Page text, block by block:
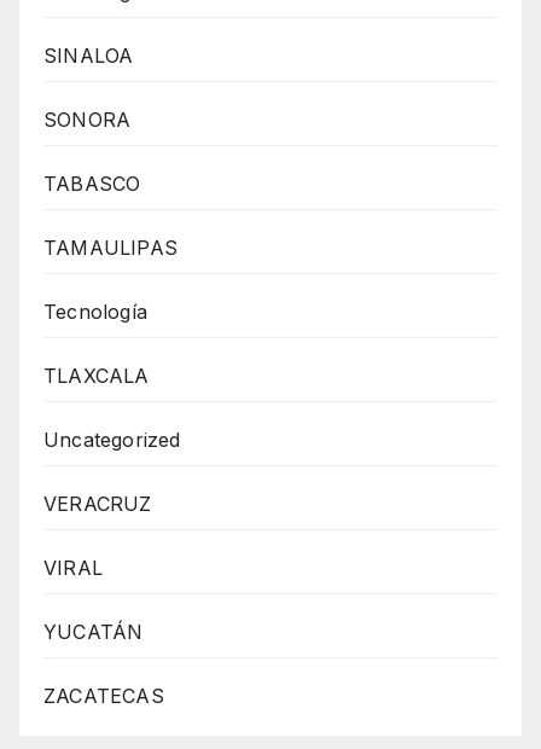
SINALOA
SONORA
TABASCO
TAMAULIPAS
Tecnología
TLAXCALA
Uncategorized
VERACRUZ
VIRAL
YUCATÁN
ZACATECAS